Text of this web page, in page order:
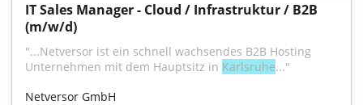
IT Sales Manager - Cloud / Infrastruktur / B2B
(m/w/d)
"...Netversor ist ein schnell wachsendes B2B Hosting
Unternehmen mit dem Hauptsitz in Karlsruhe..."
Netversor GmbH